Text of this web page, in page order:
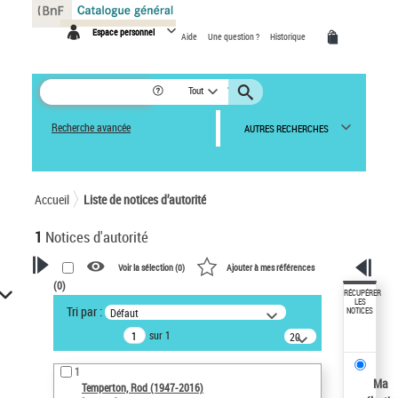
Espace personnel Aide Une question ? Historique
Tout
Recherche avancée AUTRES RECHERCHES
Accueil Liste de notices d’autorité
1 Notices d'autorité
VOTRE RECHERCHE
Recherche avancée dans les
notices d’autorité
Œuvres liées à l'auteur :
Temperton, Rod (1947-2016)
Voir la sélection (0) Ajouter à mes références
(0)
Tri par : Défaut
sur 1
20
résultats/page
1
Temperton, Rod (1947-2016)
RÉCUPÉRER
LES
NOTICES
Ma
Panneau de gestion des cookies